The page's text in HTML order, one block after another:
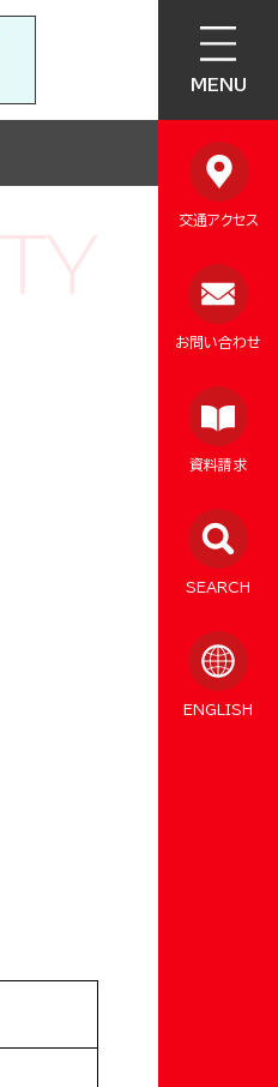
MENU
交通アクセス
お問い合わせ
資料請求
SEARCH
ENGLISH